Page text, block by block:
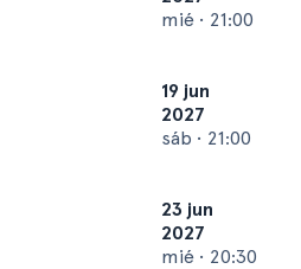
mié • 21:00
19 jun
2027
sáb • 21:00
23 jun
2027
mié • 20:30